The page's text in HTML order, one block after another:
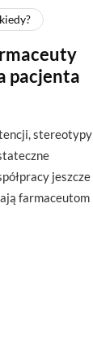
pacjenta
stereotypy
jeszcze
farmaceutom